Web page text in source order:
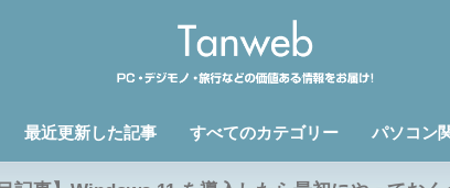
最近更新した記事 すべてのカテゴリー パソコン